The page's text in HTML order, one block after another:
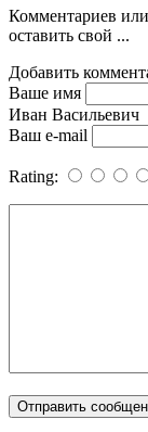
Комментариев
оставить свой ...
Добавить
Ваше имя
Иван Васильевич
Ваш e-mail
Rating: